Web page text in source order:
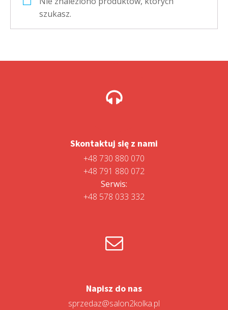
szukasz.
Skontaktuj się z nami
+48 730 880 070
+48 791 880 072
Serwis:
+48 578 033 332
Napisz do nas
sprzedaz@salon2kolka.pl